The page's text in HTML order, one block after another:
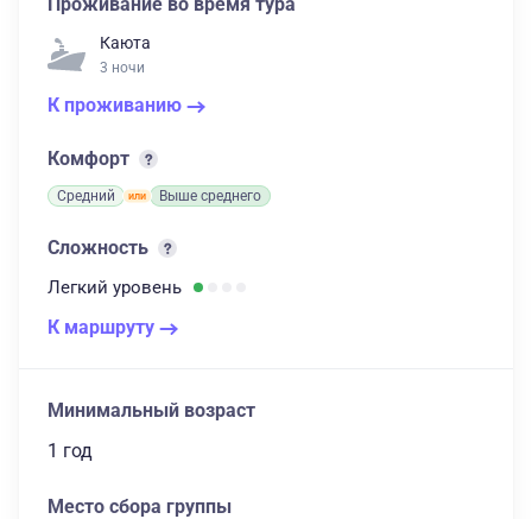
Каюта
3 ночи
К проживанию
Комфорт
Средний Выше среднего
Сложность
Легкий уровень
К маршруту
Минимальный возраст
1 год
Место сбора группы